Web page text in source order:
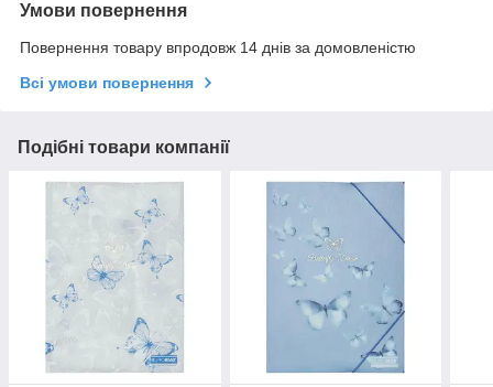
Умови повернення
Повернення товару впродовж 14 днів за домовленістю
Всі умови повернення
Подібні товари компанії